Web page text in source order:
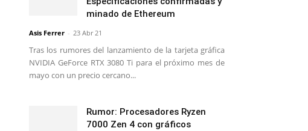
minado de Ethereum
Asis Ferrer - 23 Abr 21
Tras los rumores del lanzamiento de la tarjeta gráfica
NVIDIA GeForce RTX 3080 Ti para el próximo mes de
mayo con un precio cercano...
Rumor: Procesadores Ryzen
7000 Zen 4 con gráficos